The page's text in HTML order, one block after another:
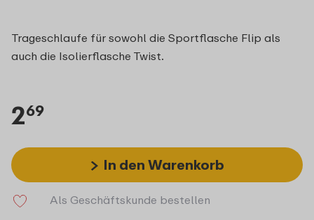
Trageschlaufe für sowohl die Sportflasche Flip als
auch die Isolierflasche Twist.
269
In den Warenkorb
Als Geschäftskunde bestellen